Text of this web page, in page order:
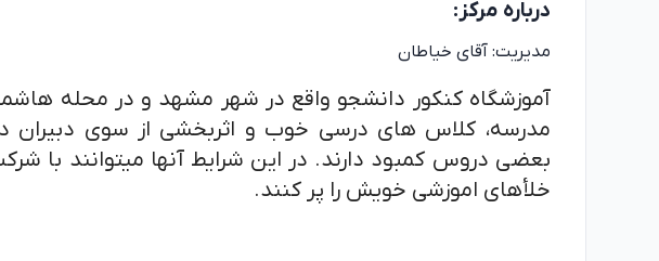
درباره مرکز:
مدیریت:آقای خیاطان
آموزشگاه کنکور دانشجو واقع در شهر مشهد و در محله
مدرسه، کلاس های درسی خوب و اثربخشی از سوی دبیران
بعضی دروس کمبود دارند. در این شرایط آنها میتوانند با
خلأهای اموزشی خویش را پر کنند.